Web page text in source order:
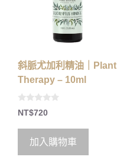
斜脈尤加利精油｜Plant
Therapy – 10ml
0
o
5
NT$720
加入購物車